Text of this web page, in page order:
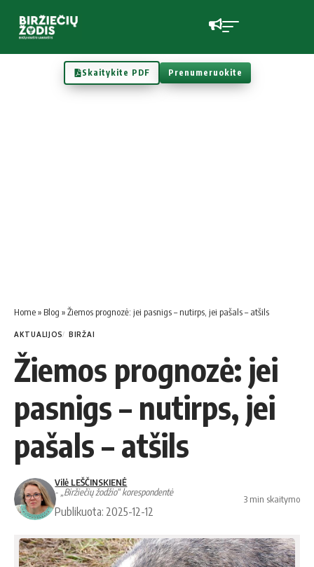
Skaitykite PDF Prenumeruokite
Home» Blog »Žiemos prognozė: jei pasnigs – nutirps, jei pašals – atšils
AKTUALIJOS BIRŽAI
Žiemos prognozė: jei
pasnigs – nutirps, jei
pašals – atšils
Vilė LEŠČINSKIENĖ
- „Biržiečių žodžio“ korespondentė
Publikuota: 2025-12-12
3 min skaitymo